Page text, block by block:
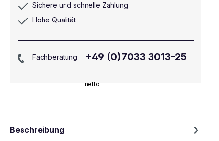
netto
Sichere und schnelle Zahlung
Hohe Qualität
Fachberatung +49 (0)7033 3013-25
Beschreibung